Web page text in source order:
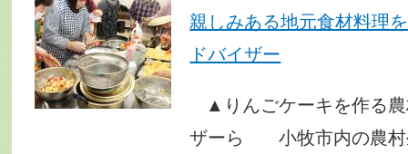
親しみある地元食材料
ドバイザー
▲りんごケーキを作る農
ザーら 小牧市内の農村